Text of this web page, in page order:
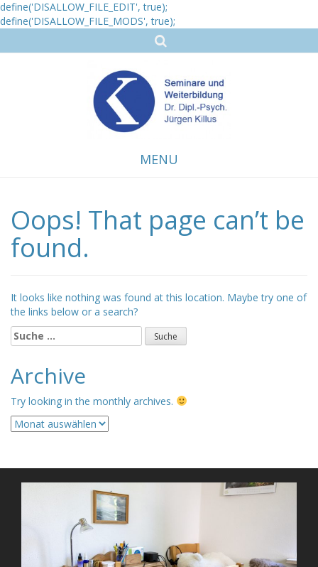
define('DISALLOW_FILE_EDIT', true);
define('DISALLOW_FILE_MODS', true);
MENU
to
content
Oops! That page can’t be
found.
It looks like nothing was found at this location. Maybe try one of
the links below or a search?
Suche
nach:
Archive
Try looking in the monthly archives.
Archive